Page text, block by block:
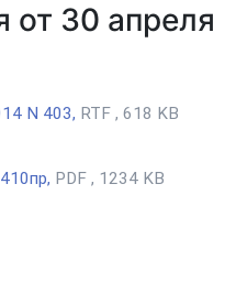
от 30 апреля
N 403, RTF , 618 KB
PDF , 1234 KB